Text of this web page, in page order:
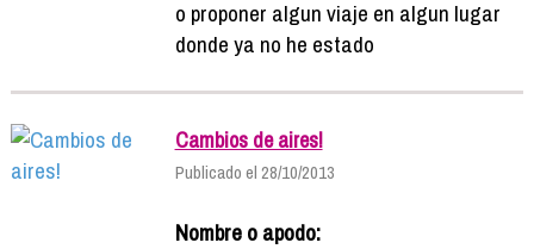
o proponer algun viaje en algun lugar
donde ya no he estado
Cambios de aires!
Publicado el 28/10/2013
Nombre o apodo: